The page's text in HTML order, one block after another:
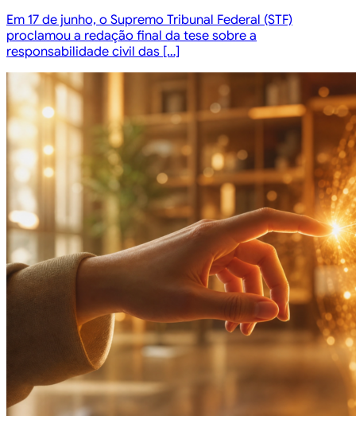
Em 17 de junho, o Supremo Tribunal Federal (STF)
proclamou a redação final da tese sobre a
responsabilidade civil das […]